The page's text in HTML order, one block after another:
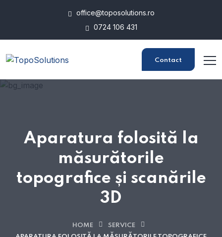
office@toposolutions.ro
0724 106 431
Contact
Aparatura folosită la
măsurătorile
topografice și scanările
3D
HOME
SERVICE